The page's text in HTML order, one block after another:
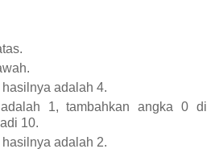
adalah 4.
1, tambahkan angka 0 di
10.
adalah 2.